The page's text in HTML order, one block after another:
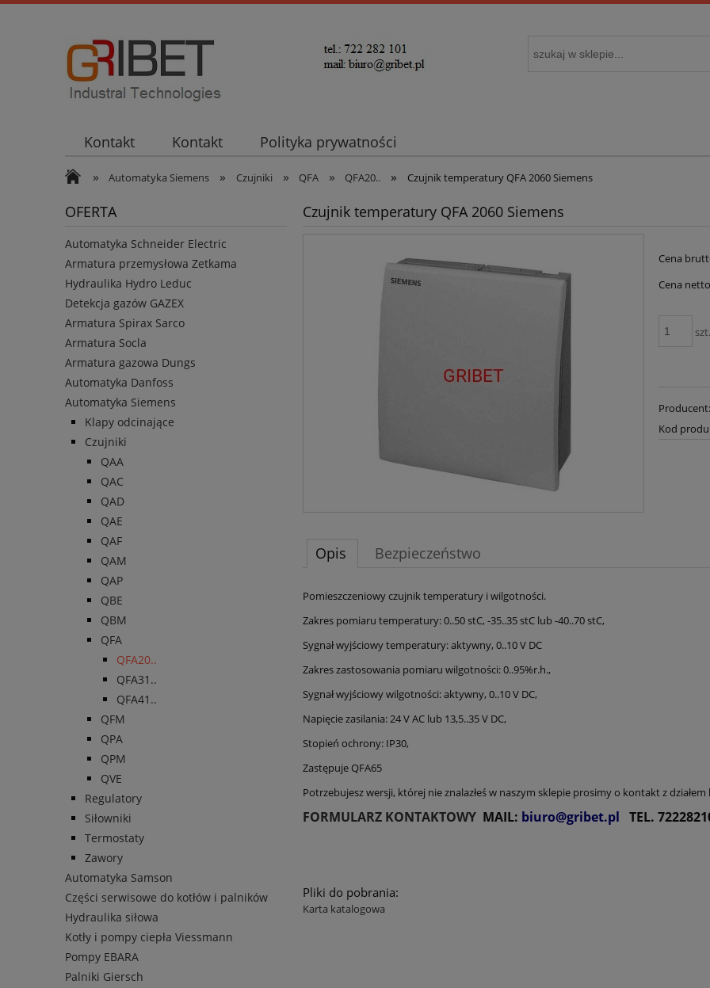
Kontakt Kontakt Polityka prywatności
» Automatyka Siemens » Czujniki » QFA » QFA20.. » Czujnik temperatury QFA 2060 Siemens
OFERTA
Automatyka Schneider Electric
Armatura przemysłowa Zetkama
Hydraulika Hydro Leduc
Detekcja gazów GAZEX
Armatura Spirax Sarco
Armatura Socla
Armatura gazowa Dungs
Automatyka Danfoss
Automatyka Siemens
Klapy odcinające
Czujniki
QAA
QAC
QAD
QAE
QAF
QAM
QAP
QBE
QBM
QFA
QFA20..
QFA31..
QFA41..
QFM
QPA
QPM
QVE
Regulatory
Siłowniki
Termostaty
Zawory
Automatyka Samson
Części serwisowe do kotłów i palników
Hydraulika siłowa
Kotły i pompy ciepła Viessmann
Pompy EBARA
Palniki Giersch
Czujnik temperatury QFA 2060 Siemens
Cena
Cena
szt.
Producent:
Kod
Opis Bezpieczeństwo
Pomieszczeniowy czujnik temperatury i wilgotności.
Zakres pomiaru temperatury: 0..50 stC, -35..35 stC lub -40..70 stC,
Sygnał wyjściowy temperatury: aktywny, 0..10 V DC
Zakres zastosowania pomiaru wilgotności: 0..95%r.h.,
Sygnał wyjściowy wilgotności: aktywny, 0..10 V DC,
Napięcie zasilania: 24 V AC lub 13,5..35 V DC,
Stopień ochrony: IP30,
Zastępuje QFA65
Potrzebujesz wersji, której nie znalazłeś w naszym sklepie prosimy o kontakt z
FORMULARZ KONTAKTOWY MAIL: biuro@gribet.pl TEL.
Pliki do pobrania:
Karta katalogowa